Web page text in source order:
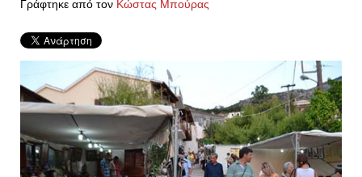
Γράφτηκε από τον Kώστας Μπούρας